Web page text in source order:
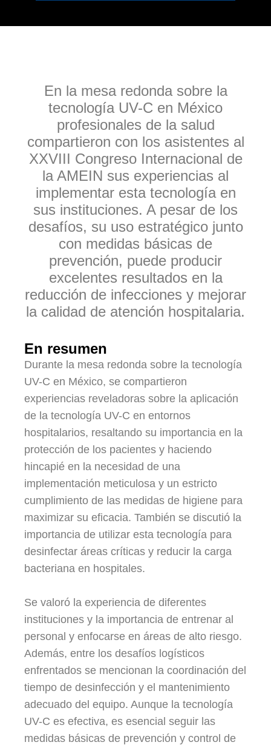
En la mesa redonda sobre la
tecnología UV-C en México
profesionales de la salud
compartieron con los asistentes al
XXVIII Congreso Internacional de
la AMEIN sus experiencias al
implementar esta tecnología en
sus instituciones. A pesar de los
desafíos, su uso estratégico junto
con medidas básicas de
prevención, puede producir
excelentes resultados en la
reducción de infecciones y mejorar
la calidad de atención hospitalaria.
En resumen
Durante la mesa redonda sobre la tecnología
UV-C en México, se compartieron
experiencias reveladoras sobre la aplicación
de la tecnología UV-C en entornos
hospitalarios, resaltando su importancia en la
protección de los pacientes y haciendo
hincapié en la necesidad de una
implementación meticulosa y un estricto
cumplimiento de las medidas de higiene para
maximizar su eficacia. También se discutió la
importancia de utilizar esta tecnología para
desinfectar áreas críticas y reducir la carga
bacteriana en hospitales.
Se valoró la experiencia de diferentes
instituciones y la importancia de entrenar al
personal y enfocarse en áreas de alto riesgo.
Además, entre los desafíos logísticos
enfrentados se mencionan la coordinación del
tiempo de desinfección y el mantenimiento
adecuado del equipo. Aunque la tecnología
UV-C es efectiva, es esencial seguir las
medidas básicas de prevención y control de